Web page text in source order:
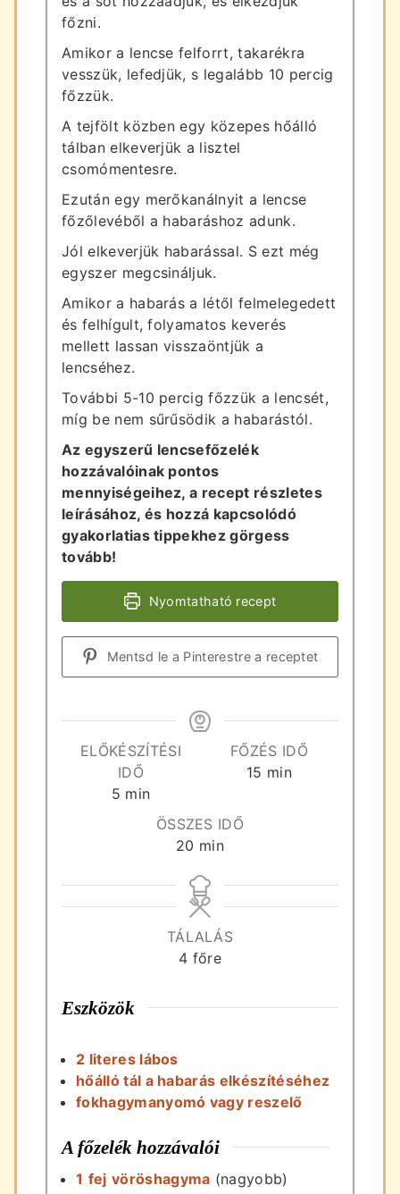
főzni.
Amikor a lencse felforrt, takarékra
vesszük, lefedjük, s legalább 10 percig
főzzük.
A tejfölt közben egy közepes hőálló
tálban elkeverjük a lisztel
csomómentesre.
Ezután egy merőkanálnyit a lencse
főzőlevéből a habaráshoz adunk.
Jól elkeverjük habarással. S ezt még
egyszer megcsináljuk.
Amikor a habarás a létől felmelegedett
és felhígult, folyamatos keverés
mellett lassan visszaöntjük a
lencséhez.
További 5-10 percig főzzük a lencsét,
míg be nem sűrűsödik a habarástól.
Az egyszerű lencsefőzelék
hozzávalóinak pontos
mennyiségeihez, a recept részletes
leírásához, és hozzá kapcsolódó
gyakorlatias tippekhez görgess
tovább!
Nyomtatható recept
Mentsd le a Pinterestre a receptet
ELŐKÉSZÍTÉSI
IDŐ
5 perc
min
FŐZÉS IDŐ
15 perc
min
ÖSSZES IDŐ
20 perc
min
TÁLALÁS
4 főre
Eszközök
2 literes lábos
hőálló tál a habarás elkészítéséhez
fokhagymanyomó vagy reszelő
A főzelék hozzávalói
1 fej vöröshagyma (nagyobb)